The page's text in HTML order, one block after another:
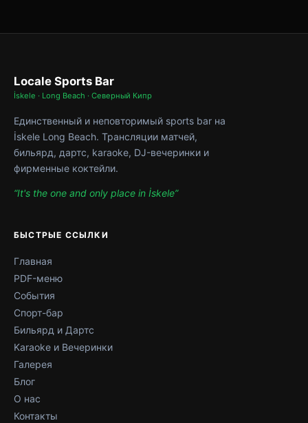
Locale Sports Bar
İskele · Long Beach · Северный Кипр
Единственный и неповторимый sports bar на
İskele Long Beach. Трансляции матчей,
бильярд, дартс, karaoke, DJ-вечеринки и
фирменные коктейли.
“It's the one and only place in İskele”
БЫСТРЫЕ ССЫЛКИ
Главная
PDF-меню
События
Спорт-бар
Бильярд и Дартс
Karaoke и Вечеринки
Галерея
Блог
О нас
Контакты